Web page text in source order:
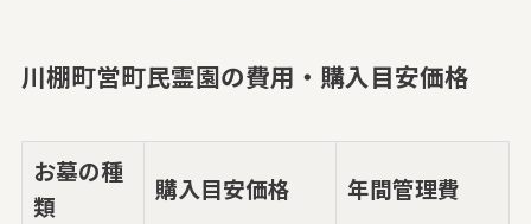
川棚町営町民霊園の費用・購入目安価格
お墓の種
類
購入目安価格 年間管理費